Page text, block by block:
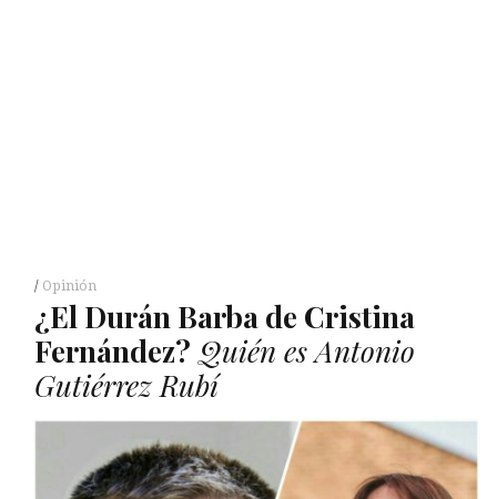
Opinión
¿El Durán Barba de Cristina
Fernández? Quién es Antonio
Gutiérrez Rubí